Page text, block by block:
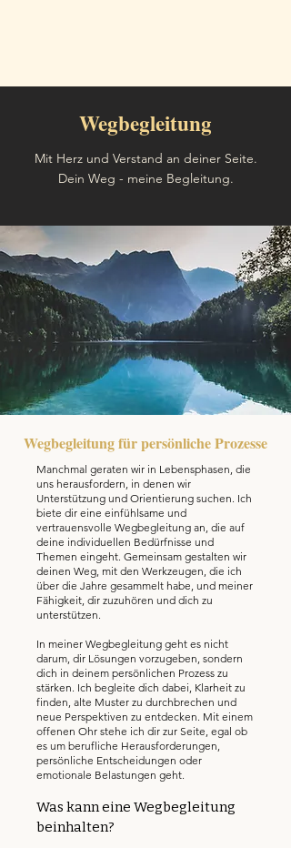
Wegbegleitung
Mit Herz und Verstand an deiner Seite.
Dein Weg - meine Begleitung.
Wegbegleitung für persönliche Prozesse
Manchmal geraten wir in Lebensphasen, die
uns herausfordern, in denen wir
Unterstützung und Orientierung suchen. Ich
biete dir eine einfühlsame und
vertrauensvolle Wegbegleitung an, die auf
deine individuellen Bedürfnisse und
Themen eingeht. Gemeinsam gestalten wir
deinen Weg, mit den Werkzeugen, die ich
über die Jahre gesammelt habe, und meiner
Fähigkeit, dir zuzuhören und dich zu
unterstützen.
In meiner Wegbegleitung geht es nicht
darum, dir Lösungen vorzugeben, sondern
dich in deinem persönlichen Prozess zu
stärken. Ich begleite dich dabei, Klarheit zu
finden, alte Muster zu durchbrechen und
neue Perspektiven zu entdecken. Mit einem
offenen Ohr stehe ich dir zur Seite, egal ob
es um berufliche Herausforderungen,
persönliche Entscheidungen oder
emotionale Belastungen geht.
Was kann eine Wegbegleitung
beinhalten?